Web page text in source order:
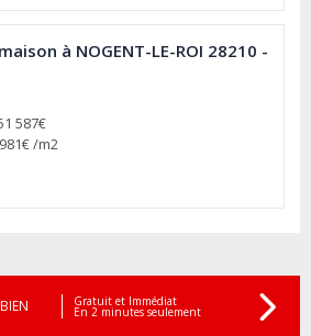
à NOGENT-LE-ROI 28210 -
587€
/m2
Gratuit et Immédiat
En 2 minutes seulement